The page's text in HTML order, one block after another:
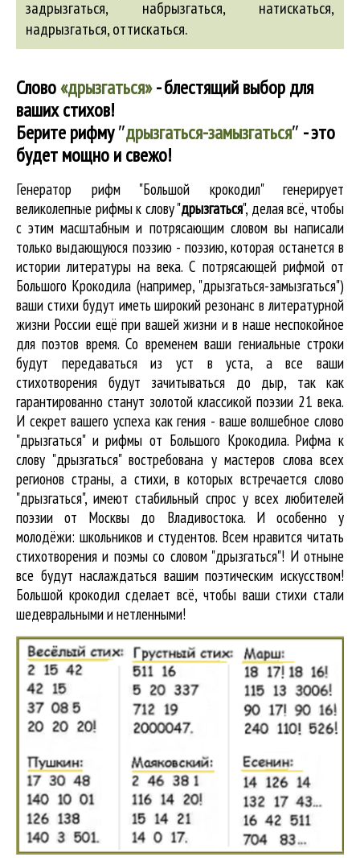
задрызгаться, набрызгаться, натискаться,
надрызгаться,оттискаться.
Слово«дрызгаться»- блестящий выбор для
ваших стихов!
Берите рифму″дрызгаться-замызгаться″ - это
будет мощно и свежо!
Генератор рифм "Большой крокодил" генерирует
великолепные рифмы к слову "дрызгаться", делая всё, чтобы
с этим масштабным и потрясающим словом вы написали
только выдающуюся поэзию - поэзию, которая останется в
истории литературы на века. С потрясающей рифмой от
Большого Крокодила (например, "дрызгаться-замызгаться")
ваши стихи будут иметь широкий резонанс в литературной
жизни России ещё при вашей жизни и в наше неспокойное
для поэтов время. Со временем ваши гениальные строки
будут передаваться из уст в уста, а все ваши
стихотворения будут зачитываться до дыр, так как
гарантированно станут золотой классикой поэзии 21 века.
И секрет вашего успеха как гения - ваше волшебное слово
"дрызгаться" и рифмы от Большого Крокодила. Рифма к
слову "дрызгаться" востребована у мастеров слова всех
регионов страны, а стихи, в которых встречается слово
"дрызгаться", имеют стабильный спрос у всех любителей
поэзии от Москвы до Владивостока. И особенно у
молодёжи: школьников и студентов. Всем нравится читать
стихотворения и поэмы со словом "дрызгаться"! И отныне
все будут наслаждаться вашим поэтическим искусством!
Большой крокодил cделает всё, чтобы ваши стихи стали
шедевральными и нетленными!